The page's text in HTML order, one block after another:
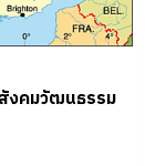
งคมวัฒนธรรม